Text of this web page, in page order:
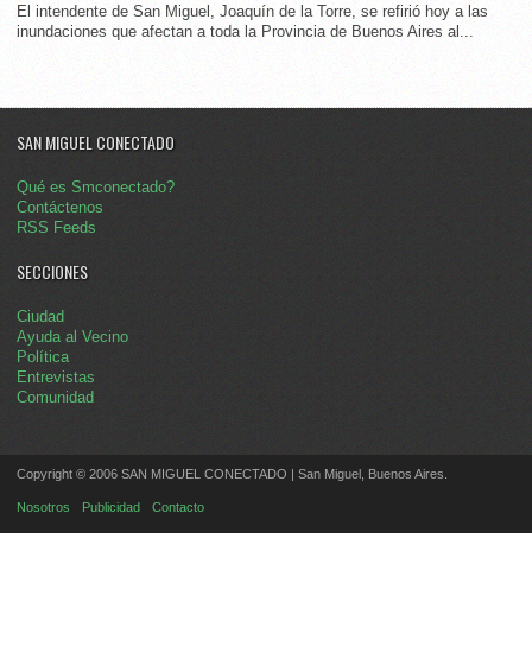
El intendente de San Miguel, Joaquín de la Torre, se refirió hoy a las
inundaciones que afectan a toda la Provincia de Buenos Aires al...
SAN MIGUEL CONECTADO
Qué es Smconectado?
Contáctenos
RSS Feeds
SECCIONES
Ciudad
Ayuda al Vecino
Política
Entrevistas
Comunidad
Copyright © 2006 SAN MIGUEL CONECTADO | San Miguel, Buenos Aires.
Nosotros Publicidad Contacto